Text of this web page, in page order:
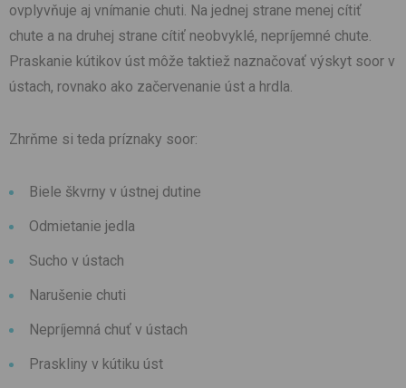
ovplyvňuje aj vnímanie chuti. Na jednej strane menej cítiť
chute a na druhej strane cítiť neobvyklé, nepríjemné chute.
Praskanie kútikov úst môže taktiež naznačovať výskyt soor v
ústach, rovnako ako začervenanie úst a hrdla.
Zhrňme si teda príznaky soor:
Biele škvrny v ústnej dutine
Odmietanie jedla
Sucho v ústach
Narušenie chuti
Nepríjemná chuť v ústach
Praskliny v kútiku úst